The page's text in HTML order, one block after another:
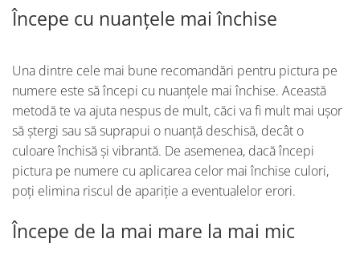
Începe cu nuanțele mai închise
Una dintre cele mai bune recomandări pentru pictura pe
numere este să începi cu nuanțele mai închise. Această
metodă te va ajuta nespus de mult, căci va fi mult mai ușor
să ștergi sau să suprapui o nuanță deschisă, decât o
culoare închisă și vibrantă. De asemenea, dacă începi
pictura pe numere cu aplicarea celor mai închise culori,
poți elimina riscul de apariție a eventualelor erori.
Începe de la mai mare la mai mic